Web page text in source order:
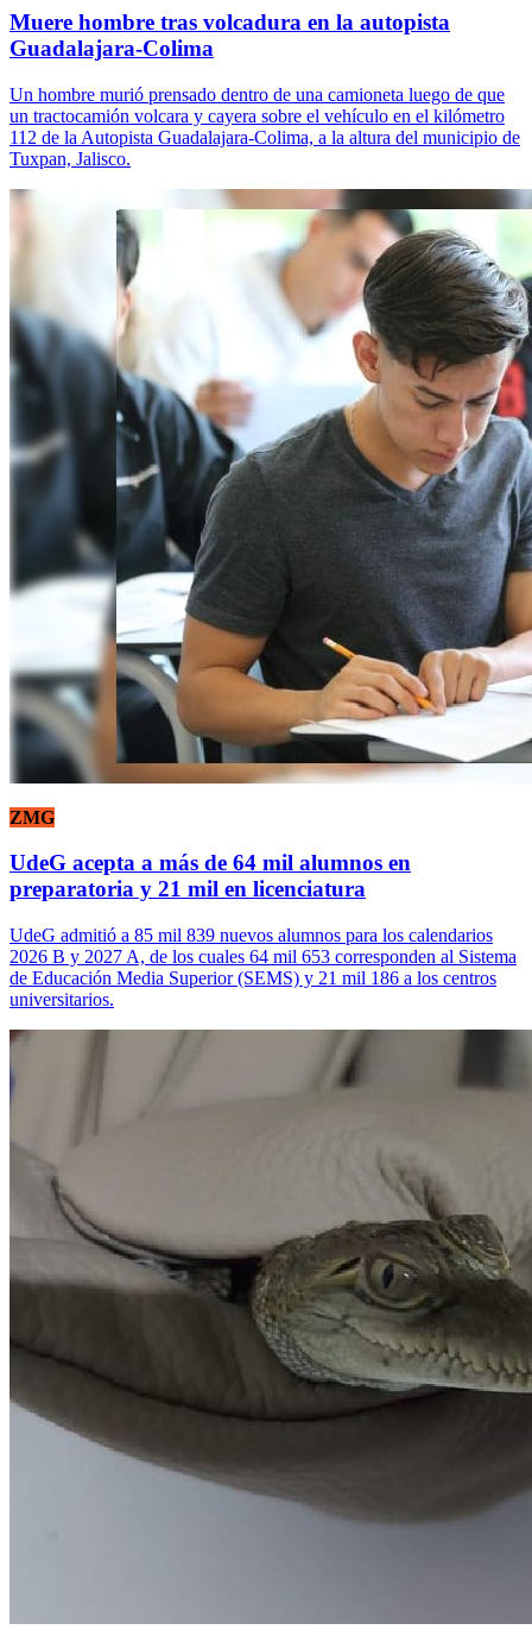
Muere hombre tras volcadura en la autopista
Guadalajara-Colima
Un hombre murió prensado dentro de una camioneta luego de que
un tractocamión volcara y cayera sobre el vehículo en el kilómetro
112 de la Autopista Guadalajara-Colima, a la altura del municipio de
Tuxpan, Jalisco.
ZMG
UdeG acepta a más de 64 mil alumnos en
preparatoria y 21 mil en licenciatura
UdeG admitió a 85 mil 839 nuevos alumnos para los calendarios
2026 B y 2027 A, de los cuales 64 mil 653 corresponden al Sistema
de Educación Media Superior (SEMS) y 21 mil 186 a los centros
universitarios.